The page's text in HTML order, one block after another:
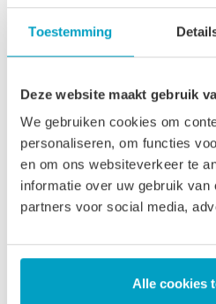
Toestemming
Deze website maakt gebruik
We gebruiken cookies om
personaliseren, om functies
en om ons websiteverkeer te
informatie over uw gebruik van
partners voor social media,
Alle cookies
toegepast in zorginstellingen.
voor een koudschuim
matras.
Let op, door het flexibele
2% afwijken in afmeting.
direct leverbaar, de productie
voorwaarden betreft maatwerk
naar onzealgemene
Prijs is inclusief wettelijke